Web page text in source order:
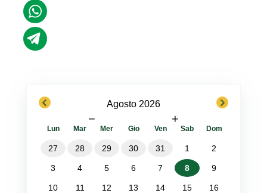
previous Agosto 2026
− +
next
Lun Mar Mer Gio Ven Sab Dom
27 28 29 30 31 1 2
3 4 5 6 7 8 9
10 11 12 13 14 15 16